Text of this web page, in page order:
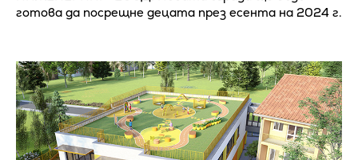
готова да посрещне децата през есента на 2024 г.